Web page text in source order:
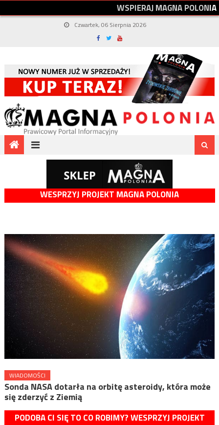
WSPIERAJMAGNAPOLONIA
Czwartek, 06 Sierpnia 2026
WESPRZYJ PROJEKT MAGNA POLONIA
WIADOMOŚCI
Sonda NASA dotarła na orbitę asteroidy, która może
się zderzyć z Ziemią
PODOBA CI SIĘ TO CO ROBIMY? WESPRZYJ PROJEKT